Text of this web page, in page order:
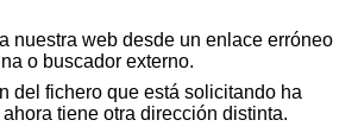
nuestra web desde un enlace erróneo
o buscador externo.
del fichero que está solicitando ha
tiene otra dirección distinta.